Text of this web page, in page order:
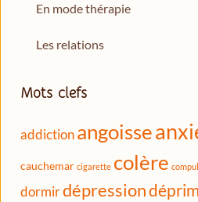
En mode thérapie
Les relations
Mots clefs
addictionangoisse
cauchemar cigarette colère
dormirdépression